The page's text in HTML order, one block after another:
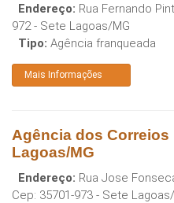
Endereço: Rua Fernando
972- Sete Lagoas/MG
Tipo: Agência franqueada
Mais Informações
Agência dos Correios
Lagoas/MG
Endereço: Rua Jose
Cep: 35701-973 - Sete Lagoas/